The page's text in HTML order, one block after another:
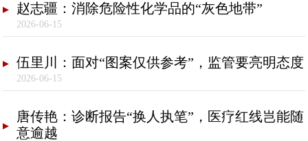
赵志疆：消除危险性化学品的“灰色地带”
2026-06-15
伍里川：面对“图案仅供参考”，监管要亮明态度
2026-06-15
唐传艳：诊断报告“换人执笔”，医疗红线岂能随
意逾越